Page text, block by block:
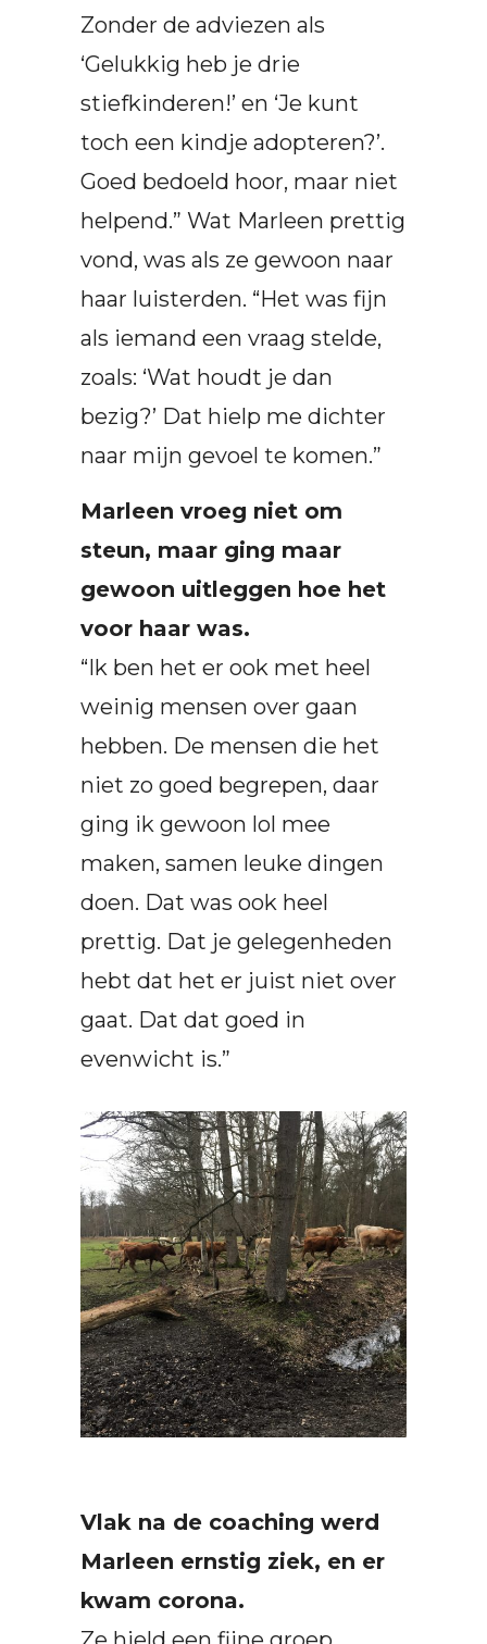
Zonder de adviezen als
‘Gelukkig heb je drie
stiefkinderen!’ en ‘Je kunt
toch een kindje adopteren?’.
Goed bedoeld hoor, maar niet
helpend.” Wat Marleen prettig
vond, was als ze gewoon naar
haar luisterden. “Het was fijn
als iemand een vraag stelde,
zoals: ‘Wat houdt je dan
bezig?’ Dat hielp me dichter
naar mijn gevoel te komen.”
Marleen vroeg niet om
steun, maar ging maar
gewoon uitleggen hoe het
voor haar was.
“Ik ben het er ook met heel
weinig mensen over gaan
hebben. De mensen die het
niet zo goed begrepen, daar
ging ik gewoon lol mee
maken, samen leuke dingen
doen. Dat was ook heel
prettig. Dat je gelegenheden
hebt dat het er juist niet over
gaat. Dat dat goed in
evenwicht is.”
Vlak na de coaching werd
Marleen ernstig ziek, en er
kwam corona.